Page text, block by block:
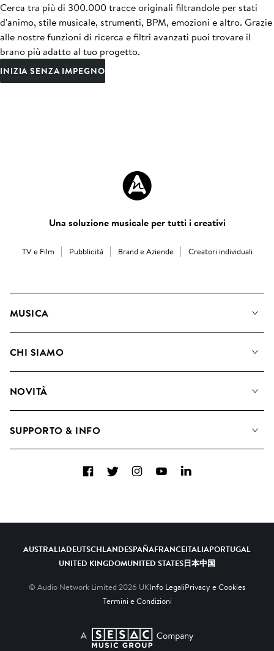
Cerca tra più di 300.000 tracce originali filtrandole per stati
d'animo, stile musicale, strumenti, BPM, emozioni e altro. Grazie
alle nostre funzioni di ricerca e filtri avanzati puoi trovare il
brano più adatto al tuo progetto.
INIZIA SENZA IMPEGNO
Una soluzione musicale per tutti i creativi
TV e Film Pubblicità Brand e Aziende Creatori individuali
MUSICA
Cerca
CHI SIAMO
Come utilizziamo l'intelligenza artificiale
NOVITÀ
SUPPORTO & INFO
FacebookTwitterInstagramYouTubeLinkedIn
AUSTRALIADEUTSCHLANDESPAÑAFRANCEITALIAPORTUGAL
UNITED KINGDOMUNITED STATES日本中国
© Audio Network Limited 2026 UKInfo LegaliPrivacy e Cookies
Termini e Condizioni
A SESAC Company